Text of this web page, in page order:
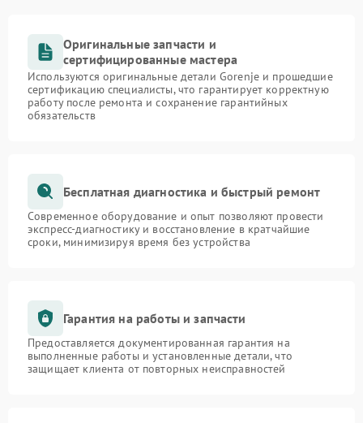
Оригинальные запчасти и
сертифицированные мастера
Используются оригинальные детали Gorenje и прошедшие
сертификацию специалисты, что гарантирует корректную
работу после ремонта и сохранение гарантийных
обязательств
Бесплатная диагностика и быстрый ремонт
Современное оборудование и опыт позволяют провести
экспресс-диагностику и восстановление в кратчайшие
сроки, минимизируя время без устройства
Гарантия на работы и запчасти
Предоставляется документированная гарантия на
выполненные работы и установленные детали, что
защищает клиента от повторных неисправностей